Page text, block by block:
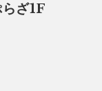
ざ1F